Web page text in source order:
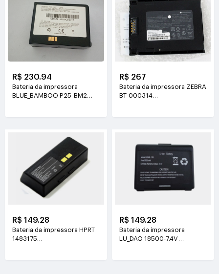
R$ 230.94
Bateria da impressora
BLUE_BAMBOO P25-BM2
R$ 267
Bateria da impressora ZEBRA
BT-000314
R$ 149.28
Bateria da impressora HPRT
1483175
R$ 149.28
Bateria da impressora
LU_DAO 18500-7.4V